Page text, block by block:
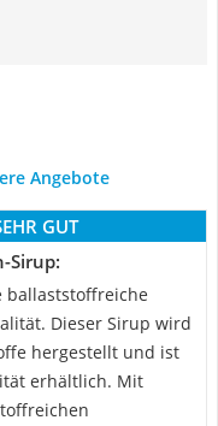
Angebote
GUT
Sirup:
ballaststoffreiche
Dieser Sirup wird
hergestellt und ist
erhältlich. Mit